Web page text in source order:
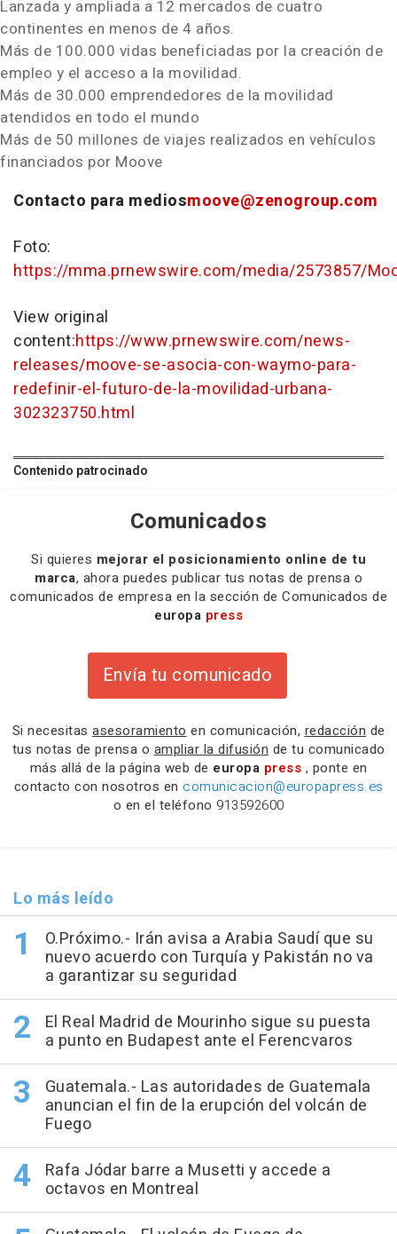
Lanzada y ampliada a 12 mercados de cuatro
continentes en menos de 4 años.
Más de 100.000 vidas beneficiadas por la creación de
empleo y el acceso a la movilidad.
Más de 30.000 emprendedores de la movilidad
atendidos en todo el mundo
Más de 50 millones de viajes realizados en vehículos
financiados por Moove
Contacto para mediosmoove@zenogroup.com
Foto:
https://mma.prnewswire.com/media/2573857/
View original
content:https://www.prnewswire.com/news-
releases/moove-se-asocia-con-waymo-para-
redefinir-el-futuro-de-la-movilidad-urbana-
302323750.html
Contenido patrocinado
Comunicados
Si quieres mejorar el posicionamiento online de tu
marca, ahora puedes publicar tus notas de prensa o
comunicados de empresa en la sección de Comunicados de
europa press
Envía tu comunicado
Si necesitas asesoramiento en comunicación, redacción de
tus notas de prensa o ampliar la difusión de tu comunicado
más allá de la página web de europa press , ponte en
contacto con nosotros en comunicacion@europapress.es
o en el teléfono 913592600
Lo más leído
O.Próximo.- Irán avisa a Arabia Saudí que su
nuevo acuerdo con Turquía y Pakistán no va
a garantizar su seguridad
El Real Madrid de Mourinho sigue su puesta
a punto en Budapest ante el Ferencvaros
Guatemala.- Las autoridades de Guatemala
anuncian el fin de la erupción del volcán de
Fuego
Rafa Jódar barre a Musetti y accede a
octavos en Montreal